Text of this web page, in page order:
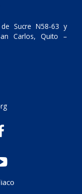
Sucre N58-63 y
Carlos, Quito –